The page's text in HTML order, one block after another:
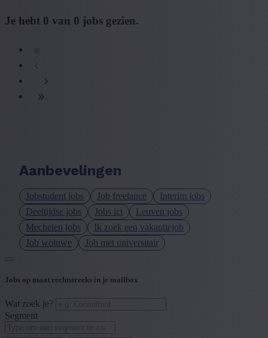
+ Toon meer - Toon minder
+ Toon meer
Je hebt 0 van 0 jobs gezien.
Aanbevelingen
Jobstudent jobs Job freelance
Interim jobs
Deeltijdse jobs
Jobs ict
Leuven jobs
Mechelen jobs
Ik zoek een vakantiejob
Job woluwe
Job met universitair
Jobs op maat rechtstreeks in je mailbox
Wat zoek je?
Segment